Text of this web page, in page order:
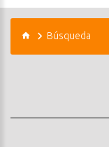
Búsqueda